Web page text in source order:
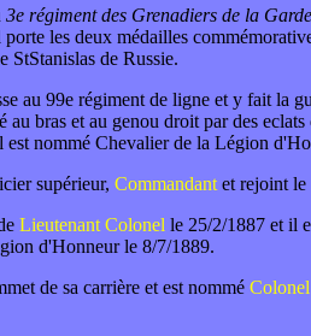
3e régiment des Grenadiers de la Garde
les deux médailles
StStanislas de Russie.
au 99e régiment de ligne et y fait la
au bras et au genou droit par des
est nommé Chevalier de la Légion
supérieur, Commandant et rejoint le
Lieutenant Colonel le 25/2/1887 et il
d'Honneur le 8/7/1889.
de sa carrière et est nommé Colonel